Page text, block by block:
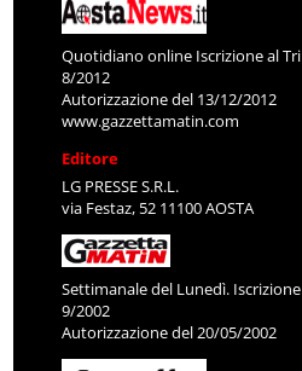
Quotidiano online Iscrizione al
8/2012
Autorizzazione del 13/12/2012
www.gazzettamatin.com
Editore
LG PRESSE S.R.L.
via Festaz, 52 11100 AOSTA
Settimanale del Lunedì.
9/2002
Autorizzazione del 20/05/2002